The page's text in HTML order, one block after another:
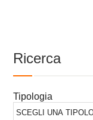
Ricerca
Tipologia